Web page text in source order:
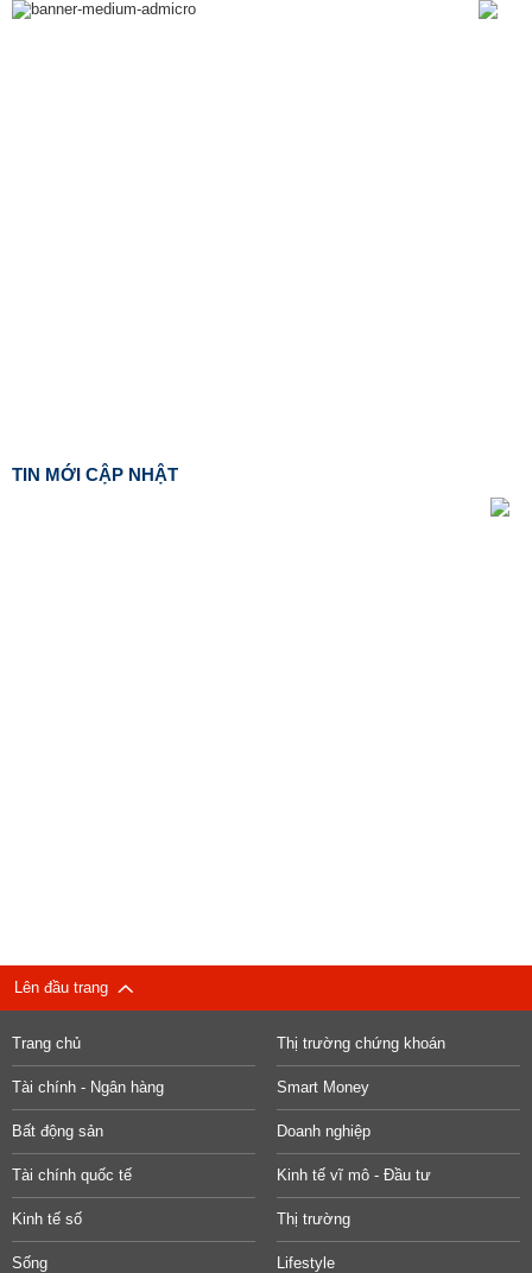
TIN MỚI CẬP NHẬT
Lên đầu trang
Trang chủ Thị trường chứng khoán
Tài chính - Ngân hàng Smart Money
Bất động sản Doanh nghiệp
Tài chính quốc tế Kinh tế vĩ mô - Đầu tư
Kinh tế số Thị trường
Sống Lifestyle